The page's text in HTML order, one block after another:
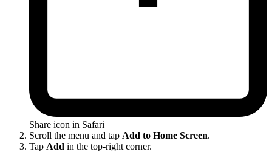
Share icon in Safari
Scroll the menu and tap Add to Home Screen.
Tap Add in the top-right corner.